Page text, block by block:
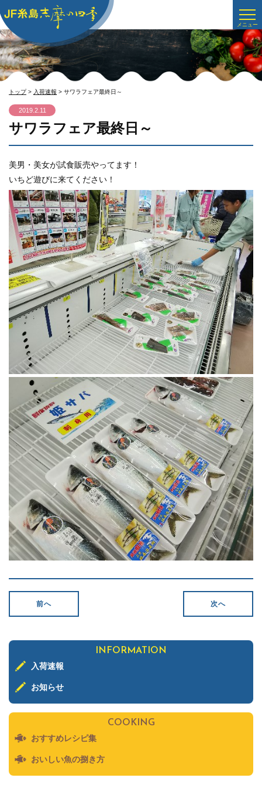
トップ> 入荷速報 > サワラフェア最終日～
2019.2.11
サワラフェア最終日～
美男・美女が試食販売やってます！
いちど遊びに来てください！
前へ 次へ
INFORMATION
入荷速報
お知らせ
COOKING
おすすめレシピ集
おいしい魚の捌き方